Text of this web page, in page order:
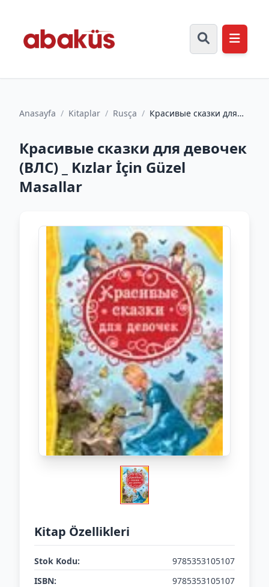
Anasayfa / Kitaplar / Rusça / Красивые сказки для
Красивые сказки для девочек
(ВЛС) _ Kızlar İçin Güzel
Masallar
Kitap Özellikleri
Stok Kodu:
9785353105107
ISBN:
9785353105107